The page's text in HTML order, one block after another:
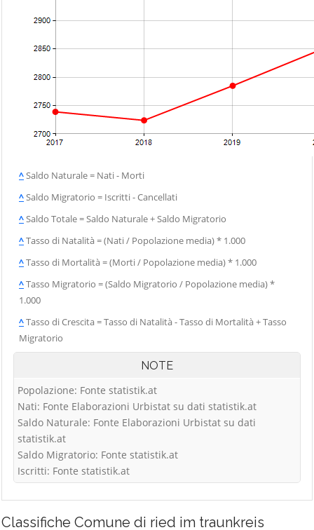
^Saldo Naturale = Nati - Morti
^Saldo Migratorio = Iscritti - Cancellati
^Saldo Totale = Saldo Naturale + Saldo Migratorio
^Tasso di Natalità = (Nati / Popolazione media) * 1.000
^Tasso di Mortalità = (Morti / Popolazione media) * 1.000
^Tasso Migratorio = (Saldo Migratorio / Popolazione media) *
1.000
^Tasso di Crescita = Tasso di Natalità - Tasso di Mortalità + Tasso
Migratorio
NOTE
Popolazione: Fonte statistik.at
Nati: Fonte Elaborazioni Urbistat su dati statistik.at
Saldo Naturale: Fonte Elaborazioni Urbistat su dati
statistik.at
Saldo Migratorio: Fonte statistik.at
Iscritti: Fonte statistik.at
Classifiche Comune di ried im traunkreis